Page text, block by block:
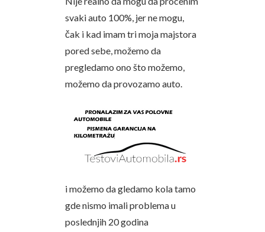
svaki auto 100%, jer ne mogu,
čak i kad imam tri moja majstora
pored sebe, možemo da
pregledamo ono što možemo,
možemo da provozamo auto.
i možemo da gledamo kola tamo
gde nismo imali problema u
poslednjih 20 godina